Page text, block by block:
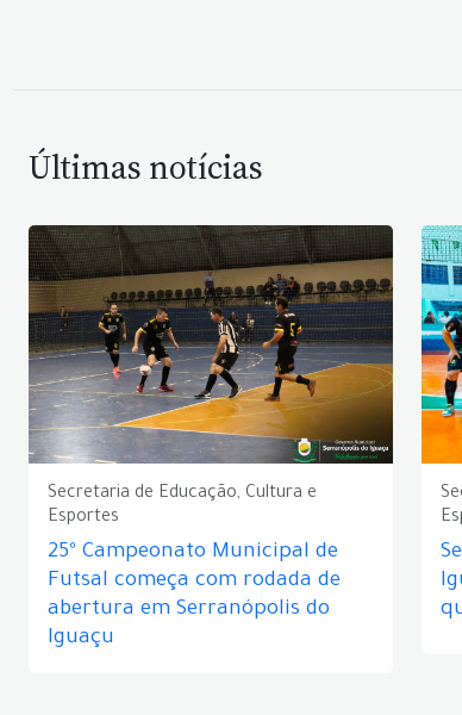
Últimas notícias
Secretaria de Educação, Cultura e
Esportes
25º Campeonato Municipal de
Futsal começa com rodada de
abertura em Serranópolis do
Iguaçu